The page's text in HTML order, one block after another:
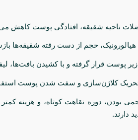
ناحیه شقیقه، افتادگی پوست کاهش
هیالورونیک، حجم از دست رفته شقیقه‌ها
پوست قرار گرفته و با کشیدن بافت‌ها،
تحریک کلاژن‌سازی و سفت شدن پوست
بودن، دوره نقاهت کوتاه، و هزینه کمتر
دارند.